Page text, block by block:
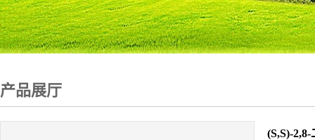
产品展厅
(S,S)-